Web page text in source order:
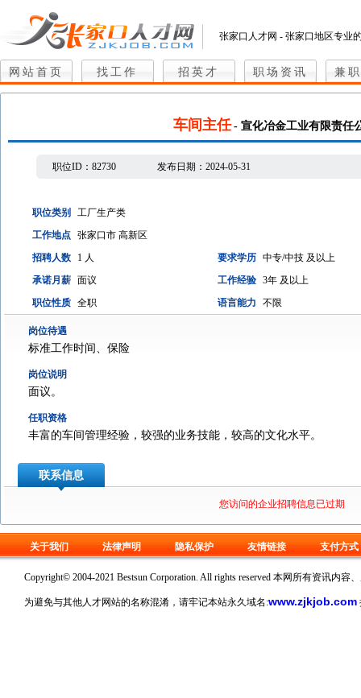
张家口人才网 - 张家口地区专业
网站首页 找工作 招英才 职场资讯 兼
车间主任 - 宣化冶金工业有限责任
职位ID： 82730 发布日期： 2024-05-31
职位类别
工厂生产类
工作地点 张家口市 高新区
招聘人数
1 人 要求学历 中专/中技 及以上
承诺月薪 面议 工作经验 3年 及以上
职位性质 全职 语言能力 不限
岗位待遇
标准工作时间、保险
岗位说明
面议。
任职资格
丰富的车间管理经验，较强的业务技能，较高的文化水平。
联系信息
您访问的企业招聘信息已过期
关于我们 法律声明 隐私保护 友情链接 支付方式
Copyright© 2004-2021 Bestsun Corporation. All rights reserved 本网所有资讯内
为避免与其他人才网站的名称混淆，请牢记本站永久域名:www.zjkjob.com